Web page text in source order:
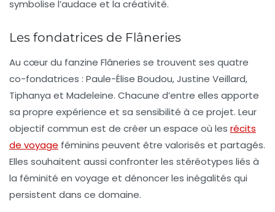
symbolise l’audace et la créativité.
Les fondatrices de Flâneries
Au cœur du fanzine Flâneries se trouvent ses quatre
co-fondatrices : Paule-Élise Boudou, Justine Veillard,
Tiphanya et Madeleine. Chacune d’entre elles apporte
sa propre expérience et sa sensibilité à ce projet. Leur
objectif commun est de créer un espace où les récits
de voyage féminins peuvent être valorisés et partagés.
Elles souhaitent aussi confronter les stéréotypes liés à
la féminité en voyage et dénoncer les inégalités qui
persistent dans ce domaine.